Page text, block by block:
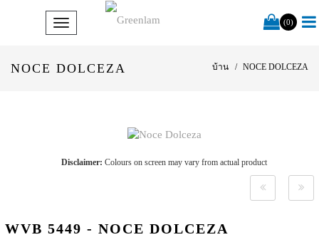
(0)
NOCE DOLCEZA บ้าน NOCE DOLCEZA
Disclaimer: Colours on screen may vary from actual product
WVB 5449 - NOCE DOLCEZA